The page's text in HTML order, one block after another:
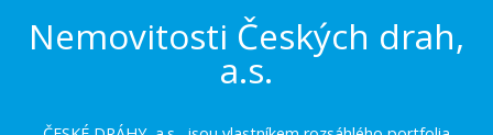
Nemovitosti Českých drah,
a.s.